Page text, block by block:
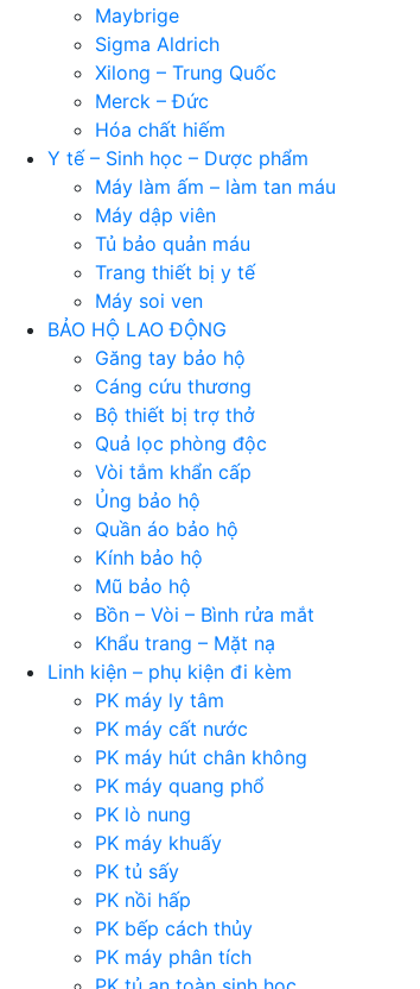
Maybrige
Sigma Aldrich
Xilong – Trung Quốc
Merck – Đức
Hóa chất hiếm
Y tế – Sinh học – Dược phẩm
Máy làm ấm – làm tan máu
Máy dập viên
Tủ bảo quản máu
Trang thiết bị y tế
Máy soi ven
BẢO HỘ LAO ĐỘNG
Găng tay bảo hộ
Cáng cứu thương
Bộ thiết bị trợ thở
Quả lọc phòng độc
Vòi tắm khẩn cấp
Ủng bảo hộ
Quần áo bảo hộ
Kính bảo hộ
Mũ bảo hộ
Bồn – Vòi – Bình rửa mắt
Khẩu trang – Mặt nạ
Linh kiện – phụ kiện đi kèm
PK máy ly tâm
PK máy cất nước
PK máy hút chân không
PK máy quang phổ
PK lò nung
PK máy khuấy
PK tủ sấy
PK nồi hấp
PK bếp cách thủy
PK máy phân tích